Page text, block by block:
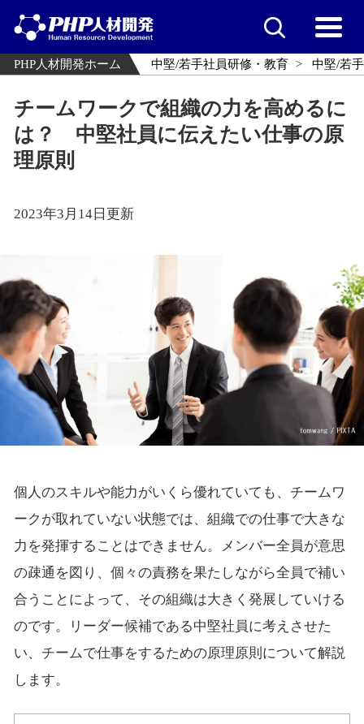
PHP人材開発ホーム 中堅/若手社員研修・教育 中堅/若
チームワークで組織の力を高めるに
は？ 中堅社員に伝えたい仕事の原
理原則
2023年3月14日更新
個人のスキルや能力がいくら優れていても、チームワ
ークが取れていない状態では、組織での仕事で大きな
力を発揮することはできません。メンバー全員が意思
の疎通を図り、個々の責務を果たしながら全員で補い
合うことによって、その組織は大きく発展していける
のです。リーダー候補である中堅社員に考えさせた
い、チームで仕事をするための原理原則について解説
します。